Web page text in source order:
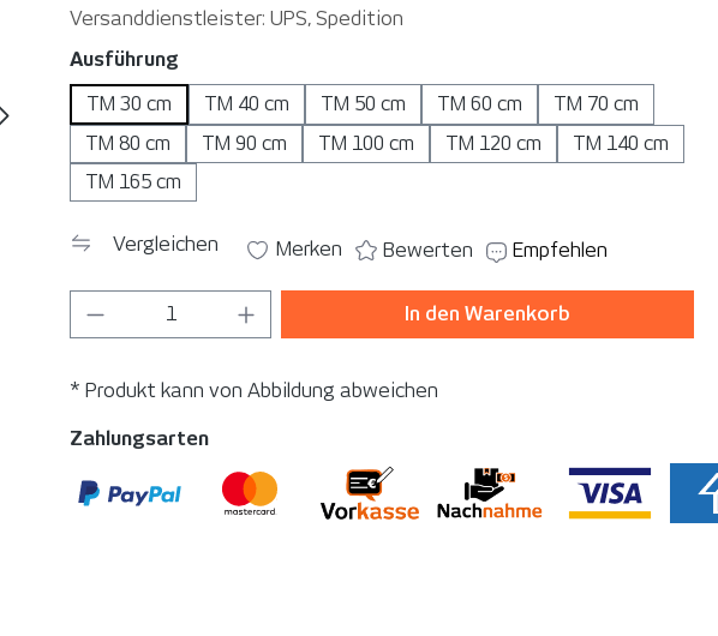
Versanddienstleister: UPS, Spedition
Ausführung
TM 30 cm
TM 40 cm TM 50 cm TM 60 cm
TM 70 cm
TM 80 cm
TM 90 cm TM 100 cm TM 120 cm
TM 140 cm
TM 165 cm
Vergleichen Merken Bewerten Empfehlen
Produkt Anzahl: Gib den gewünschten Wert
In den Warenkorb
* Produkt kann von Abbildung abweichen
Zahlungsarten